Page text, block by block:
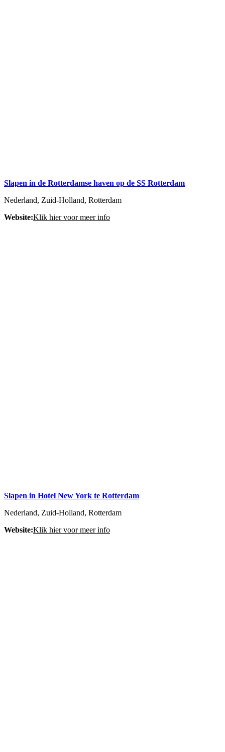
Slapen in de Rotterdamse haven op de SS Rotterdam
Nederland, Zuid-Holland, Rotterdam
Website:Klik hier voor meer info
Slapen in Hotel New York te Rotterdam
Nederland, Zuid-Holland, Rotterdam
Website:Klik hier voor meer info